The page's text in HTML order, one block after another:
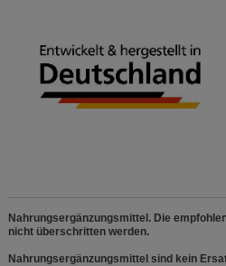
Nahrungsergänzungsmittel. Die
nicht überschritten werden.
Nahrungsergänzungsmittel sind kein